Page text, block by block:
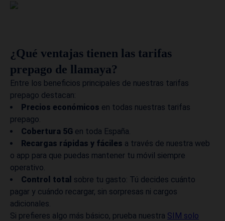
¿Qué ventajas tienen las tarifas
prepago de llamaya?
Entre los beneficios principales de nuestras tarifas
prepago destacan:
Precios económicos en todas nuestras tarifas
prepago.
Cobertura 5G en toda España.
Recargas rápidas y fáciles a través de nuestra web
o app para que puedas mantener tu móvil siempre
operativo.
Control total sobre tu gasto: Tú decides cuánto
pagar y cuándo recargar, sin sorpresas ni cargos
adicionales.
Si prefieres algo más básico, prueba nuestra SIM solo